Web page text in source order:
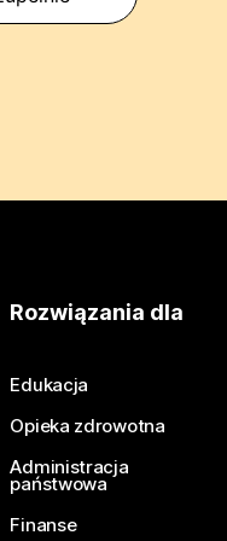
Rozwiązania dla
Edukacja
Opieka zdrowotna
Administracja
państwowa
Finanse